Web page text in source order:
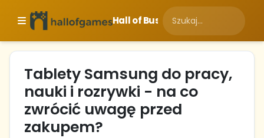
Hall of Business
Tablety Samsung do pracy,
nauki i rozrywki - na co
zwrócić uwagę przed
zakupem?